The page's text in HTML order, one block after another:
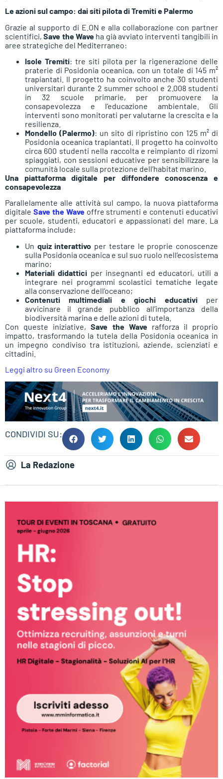
Le azioni sul campo: dai siti pilota di Tremiti e Palermo
Grazie al supporto di E.ON e alla collaborazione con partner
scientifici,Save the Wave ha già avviato interventi tangibili in
aree strategiche del Mediterraneo:
Isole Tremiti: tre siti pilota per la rigenerazione delle
praterie di Posidonia oceanica, con un totale di 145 m²
trapiantati. Il progetto ha coinvolto anche 30 studenti
universitari durante 2 summer school e 2.008 studenti
in 32 scuole primarie, per promuovere la
consapevolezza e l’educazione ambientale. Gli
interventi sono monitorati per valutarne la crescita e la
resilienza.
Mondello (Palermo): un sito di ripristino con 125 m² di
Posidonia oceanica trapiantati. Il progetto ha coinvolto
circa 600 studenti nella raccolta e reimpianto di rizomi
spiaggiati, con sessioni educative per sensibilizzare la
comunità locale sulla protezione dell’habitat marino.
Una piattaforma digitale per diffondere conoscenza e
consapevolezza
Parallelamente alle attività sul campo, la nuova piattaforma
digitale Save the Waveoffre strumenti e contenuti educativi
per scuole, studenti, educatori e appassionati del mare. La
piattaforma include:
Un quiz interattivo per testare le proprie conoscenze
sulla Posidonia oceanica e sul suo ruolo nell’ecosistema
marino;
Materiali didattici per insegnanti ed educatori, utili a
integrare nei programmi scolastici tematiche legate
alla conservazione dell’oceano;
Contenuti multimediali e giochi educativiper
avvicinare il grande pubblico all’importanza della
biodiversità marina e delle azioni di tutela.
Con queste iniziative,Save the Waverafforza il proprio
impatto, trasformando la tutela della Posidonia oceanica in
un impegno condiviso tra istituzioni, aziende, scienziati e
cittadini.
Leggi altro su Green Economy
CONDIVIDI SU:
La Redazione